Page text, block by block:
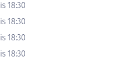
18:30
18:30
18:30
18:30